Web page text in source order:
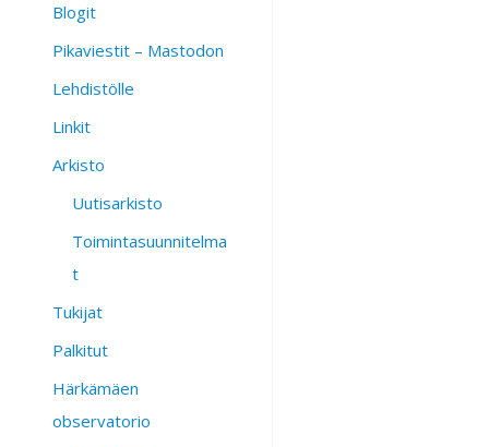
Blogit
Pikaviestit – Mastodon
Lehdistölle
Linkit
Arkisto
Uutisarkisto
Toimintasuunnitelma
t
Tukijat
Palkitut
Härkämäen
observatorio